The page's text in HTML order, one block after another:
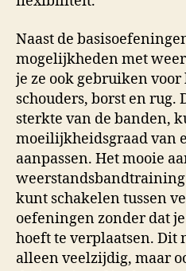
Naast de
mogelijkheden met
je ze ook gebruiken
schouders, borst en rug.
sterkte van de banden,
moeilijkheidsgraad van
aanpassen. Het mooie
kunt schakelen tussen
oefeningen zonder dat
hoeft te verplaatsen.
alleen veelzijdig, maar